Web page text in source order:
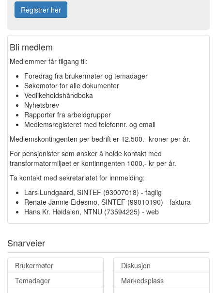
Registrer her
Bli medlem
Medlemmer får tilgang til:
Foredrag fra brukermøter og temadager
Søkemotor for alle dokumenter
Vedlikeholdshåndboka
Nyhetsbrev
Rapporter fra arbeidgrupper
Medlemsregisteret med telefonnr. og email
Medlemskontingenten per bedrift er 12.500.- kroner per år.
For pensjonister som ønsker å holde kontakt med
transformatormiljøet er kontinngenten 1000,- kr per år.
Ta kontakt med sekretariatet for innmelding:
Lars Lundgaard, SINTEF (93007018) - faglig
Renate Jannie Eidesmo, SINTEF (99010190) - faktura
Hans Kr. Høidalen, NTNU (73594225) - web
Snarveier
Brukermøter
Temadager
Diskusjon
Markedsplass